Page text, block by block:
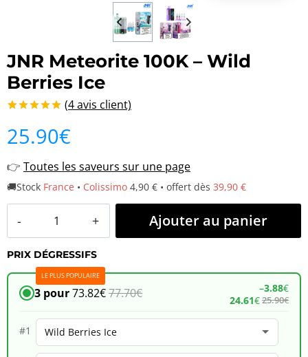
JNR Meteorite 100K – Wild
Berries Ice
sur 5 basé
sur
client
(4avis client)
25.90€
👉 Toutes les saveurs sur une page
🚚Stock France • Colissimo 4,90 € • offert dès 39,90 €
de
JNR
Meteorite
100K
Ajouter au panier
PRIX DÉGRESSIFS
LE PLUS POPULAIRE
3 pour73.82€77.70€ –3.88€
24.61€25.90€
#1